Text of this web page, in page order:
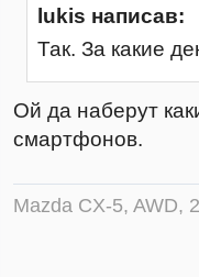
lukis написав:
Так. За какие
Ой да наберут
смартфонов.
Mazda CX-5, AWD,